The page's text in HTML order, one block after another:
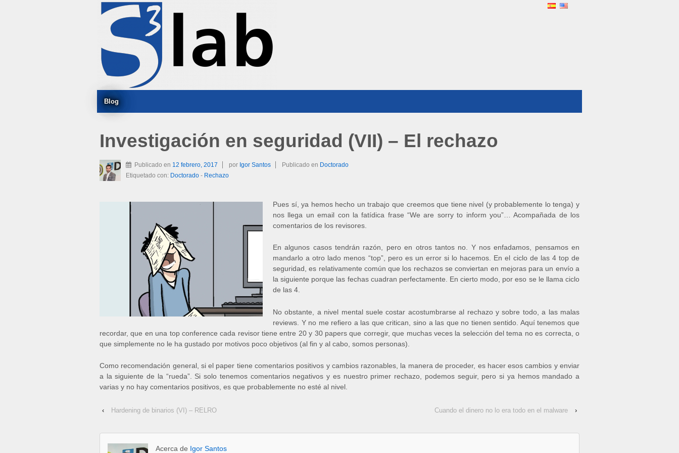
Blog
Investigación en seguridad (VII) – El rechazo
Publicado en 12 febrero, 2017 por Igor Santos Publicado en Doctorado
Etiquetado con: Doctorado - Rechazo
Pues sí, ya hemos hecho un trabajo que creemos que tiene nivel (y probablemente lo tenga) y
nos llega un email con la fatídica frase “We are sorry to inform you”… Acompañada de los
comentarios de los revisores.
En algunos casos tendrán razón, pero en otros tantos no. Y nos enfadamos, pensamos en
mandarlo a otro lado menos “top”, pero es un error si lo hacemos. En el ciclo de las 4 top de
seguridad, es relativamente común que los rechazos se conviertan en mejoras para un envío a
la siguiente porque las fechas cuadran perfectamente. En cierto modo, por eso se le llama ciclo
de las 4.
No obstante, a nivel mental suele costar acostumbrarse al rechazo y sobre todo, a las malas
reviews. Y no me refiero a las que critican, sino a las que no tienen sentido. Aquí tenemos que
recordar, que en una top conference cada revisor tiene entre 20 y 30 papers que corregir, que muchas veces la selección del tema no es correcta, o
que simplemente no le ha gustado por motivos poco objetivos (al fin y al cabo, somos personas).
Como recomendación general, si el paper tiene comentarios positivos y cambios razonables, la manera de proceder, es hacer esos cambios y enviar
a la siguiente de la “rueda”. Si solo tenemos comentarios negativos y es nuestro primer rechazo, podemos seguir, pero si ya hemos mandado a
varias y no hay comentarios positivos, es que probablemente no esté al nivel.
‹ Hardening de binarios (VI) – RELRO Cuando el dinero no lo era todo en el malware ›
Acerca de Igor Santos